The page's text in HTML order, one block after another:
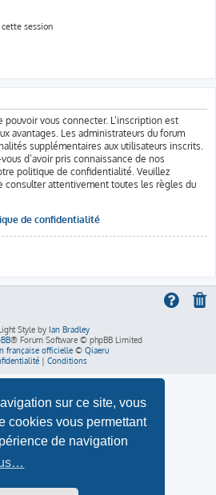
sur ce site, vous
cookies vous permettant
de navigation
session
pouvoir vous connecter. L’inscription est
avantages. Les administrateurs du forum
supplémentaires aux utilisateurs inscrits.
d’avoir pris connaissance de nos
politique de confidentialité. Veuillez
consulter attentivement toutes les règles du
de confidentialité
Style by Ian Bradley
® Forum Software © phpBB Limited
française officielle© Qiaeru
| Conditions